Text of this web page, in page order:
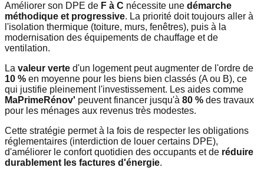
Améliorer son DPE de F à C nécessite une démarche
méthodique et progressive. La priorité doit toujours aller à
l'isolation thermique (toiture, murs, fenêtres), puis à la
modernisation des équipements de chauffage et de
ventilation.
La valeur verte d'un logement peut augmenter de l'ordre de
10 % en moyenne pour les biens bien classés (A ou B), ce
qui justifie pleinement l'investissement. Les aides comme
MaPrimeRénov' peuvent financer jusqu'à 80 % des travaux
pour les ménages aux revenus très modestes.
Cette stratégie permet à la fois de respecter les obligations
réglementaires (interdiction de louer certains DPE),
d'améliorer le confort quotidien des occupants et de réduire
durablement les factures d'énergie.